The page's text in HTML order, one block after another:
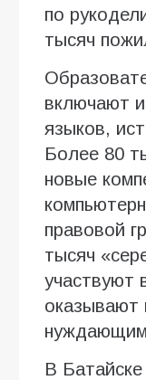
по
тысяч
включают
языков,
Более 80
новые
правовой
тысяч
участвуют
оказывают
В Батайске